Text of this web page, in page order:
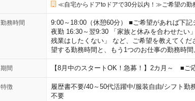
≪自宅からドアtoドアで30分以内！≫ご希望の勤
勤務時間
9:00～18:00（休憩60分） ■ご希望があれば下
夜勤 16:30～翌9:30 「家族と休みを合わせたい
残業はしたくない」 など、ご希望を教えてく
望する勤務時間と、もう1つのお仕事の勤務時
期間 【8月中のスタートOK！急募！】2カ月～ ■ご
特徴 履歴書不要/40～50代活躍中/服装自由/シフト勤
不要